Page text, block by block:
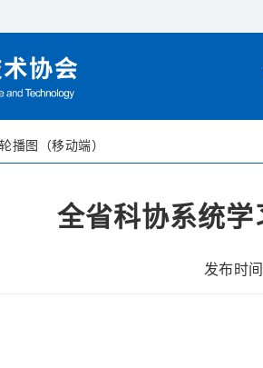
播图（移动端）
全省科协系统
发布时